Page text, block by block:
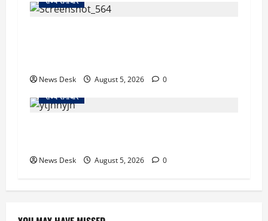
News Desk August 5, 2026
0
राज्य समाचार
News Desk August 5, 2026 0